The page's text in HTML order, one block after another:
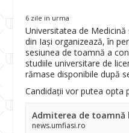
6 zile in urma
Universitatea de Medicină
din Iași organizează, în
sesiunea de toamnă a
studiile universitare de
rămase disponibile după
Candidații vor putea opta
Admiterea de toamnă
news.umfiasi.ro